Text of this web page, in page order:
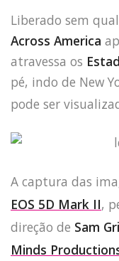
Liberado sem
Across America
atravessa os
pé, indo de New
pode ser
A captura das
EOS 5D Mark II,
direção de Sam
Minds